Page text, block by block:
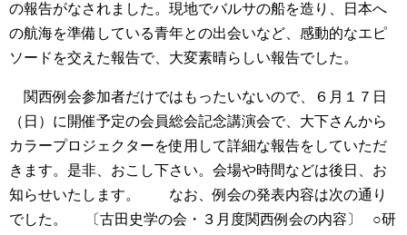
の報告がなされました。現地でバルサの船を造り、日本へ
の航海を準備している青年との出会いなど、感動的なエピ
ソードを交えた報告で、大変素晴らしい報告でした。
関西例会参加者だけではもったいないので、６月１７日
（日）に開催予定の会員総会記念講演会で、大下さんから
カラープロジェクターを使用して詳細な報告をしていただ
きます。是非、おこし下さい。会場や時間などは後日、お
知らせいたします。
なお、例会の発表内容は次の通り
でした。
〔古田史学の会・３月度関西例会の内容〕
○研